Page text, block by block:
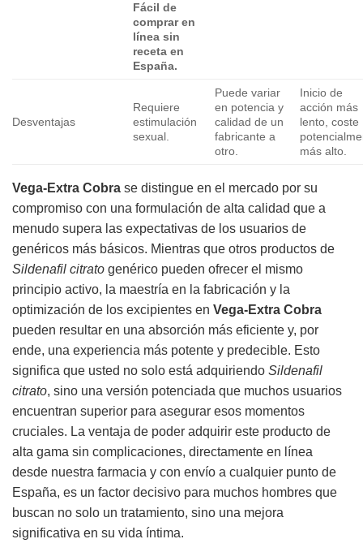
Fácil de
comprar en
línea sin
receta en
España.
Desventajas
Requiere
estimulación
sexual.
Puede variar
en potencia y
calidad de un
fabricante a
otro.
Inicio de
acción más
lento, coste
más alto.
Vega-Extra Cobra se distingue en el mercado por su
compromiso con una formulación de alta calidad que a
menudo supera las expectativas de los usuarios de
genéricos más básicos. Mientras que otros productos de
Sildenafil citrato genérico pueden ofrecer el mismo
principio activo, la maestría en la fabricación y la
optimización de los excipientes en Vega-Extra Cobra
pueden resultar en una absorción más eficiente y, por
ende, una experiencia más potente y predecible. Esto
significa que usted no solo está adquiriendo Sildenafil
citrato, sino una versión potenciada que muchos usuarios
encuentran superior para asegurar esos momentos
cruciales. La ventaja de poder adquirir este producto de
alta gama sin complicaciones, directamente en línea
desde nuestra farmacia y con envío a cualquier punto de
España, es un factor decisivo para muchos hombres que
buscan no solo un tratamiento, sino una mejora
significativa en su vida íntima.